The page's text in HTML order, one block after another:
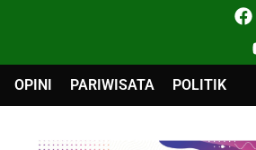
OPINI PARIWISATA POLITIK